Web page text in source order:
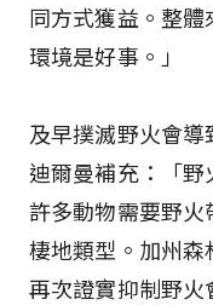
同方式獲益。整
環境是好事。」
及早撲滅野火會
迪爾曼補充：「野
許多動物需要野
棲地類型。加州
再次證實抑制野火